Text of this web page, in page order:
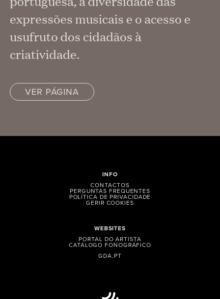
expressões musicais e o acesso e
usufruto dos cidadãos à
criatividade.
VER PÁGINA
WEBSITES
PORTAL DO ARTISTA
CATÁLOGO FONOGRÁFICO
GDA.PT
INFO
CONTACTOS
PERGUNTAS FREQUENTES
POLÍTICA DE PRIVACIDADE
GERIR COOKIES